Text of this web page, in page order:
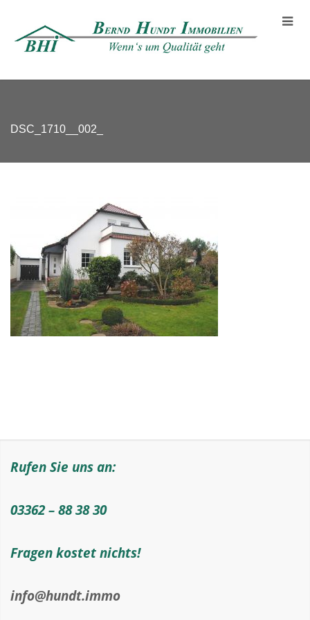
DSC_1710__002_
Rufen Sie uns an:
03362 – 88 38 30
Fragen kostet nichts!
info@hundt.immo